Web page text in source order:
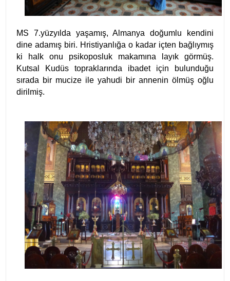
MS 7.yüzyılda yaşamış, Almanya doğumlu kendini
dine adamış biri. Hristiyanlığa o kadar içten bağlıymış
ki halk onu psikoposluk makamına layık görmüş.
Kutsal Kudüs topraklarında ibadet için bulunduğu
sırada bir mucize ile yahudi bir annenin ölmüş oğlu
dirilmiş.